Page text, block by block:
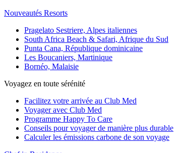
Nouveautés Resorts
Pragelato Sestriere, Alpes italiennes
South Africa Beach & Safari, Afrique du Sud
Punta Cana, République dominicaine
Les Boucaniers, Martinique
Bornéo, Malaisie
Voyagez en toute sérénité
Facilitez votre arrivée au Club Med
Voyager avec Club Med
Programme Happy To Care
Conseils pour voyager de manière plus durable
Calculer les émissions carbone de son voyage